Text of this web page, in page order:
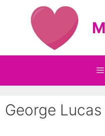
contenido
George Lucas